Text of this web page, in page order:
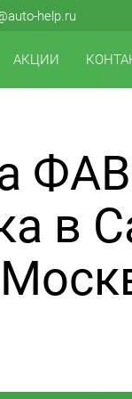
help.ru
АКЦИИ
ФАВ
в